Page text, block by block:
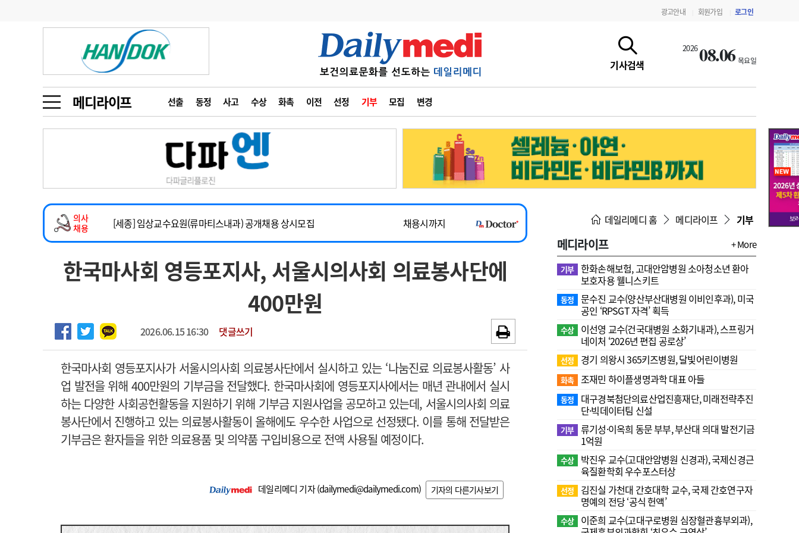
광고안내 회원가입 로그인
기사검색
202608.06 목요일
메디라이프 선출 동정 사고 수상 화촉 이전 선정 기부 모집 변경
금주의 검색어
1
의사인력 수급 추계
2
성분명 처방
3
AI의료
4
전공의 모집 결과
6
관리급여 실시
지필공 지원책
수련환경 개선
의과대학 입시
인사 사고
오피니언 수첩
인물 피플
동영상뉴스
포토뉴스
메디 Hospital 지역병원 중소병원
인포메이션 행정처분 판례 정책/통계 공시 지침·기준·평가 약제급여 심사 결과
고객센터 회사소개 법적고지 광고안내
의사
채용
임상전담교원 및 전임의 초빙
~2026-08-31
[해운대] 2026년 하반기 인턴 모집
채용시까지
[세종] 임상교수요원(류마티스내과) 공개채용 상시모집
채용시까지
정형외과 일반의 초빙
~2026-08-15
임상전담교원 및 전임의 초빙
~2026-08-31
한국마사회 영등포지사, 서울시의사회 의료봉사단에
400만원
2026.06.15 16:30 댓글쓰기
한국마사회 영등포지사가 서울시의사회 의료봉사단에서 실시하고 있는 ‘나눔진료 의료봉사활동’ 사
업 발전을 위해 400만원의 기부금을 전달했다. 한국마사회에 영등포지사에서는 매년 관내에서 실시
하는 다양한 사회공헌활동을 지원하기 위해 기부금 지원사업을 공모하고 있는데, 서울시의사회 의료
봉사단에서 진행하고 있는 의료봉사활동이 올해에도 우수한 사업으로 선정됐다. 이를 통해 전달받은
기부금은 환자들을 위한 의료용품 및 의약품 구입비용으로 전액 사용될 예정이다.
데일리메디 기자 (dailymedi@dailymedi.com) 기자의 다른기사보기
데일리메디 홈 메디라이프 기부
메디라이프 + More
기부 한화손해보험, 고대안암병원 소아청소년 환아
보호자용 웰니스키트
동정
문수진 교수( 양산부산대병원 이비인후과), 미국
공인 ‘RPSGT 자격’ 획득
수상
이선영 교수(건국대병원 소화기내과), 스프링거
네이처 ‘2026년 편집 공로상’
선정 경기 의왕시 365키즈병원, 달빛어린이병원
화촉 조재민 하이플생명과학 대표 아들
동정
대구경북첨단의료산업진흥재단, 미래전략추진
단·빅데이터팀 신설
기부 류기성·이옥희 동문 부부, 부산대 의대 발전기금
1억원
수상
박진우 교수(고대안암병원 신경과), 국제신경근
육질환학회 우수포스터상
선정
김진실 가천대 간호대학 교수, 국제 간호연구자
명예의 전당 ‘공식 헌액’
수상
이준희 교수(고대구로병원 심장혈관흉부외과),